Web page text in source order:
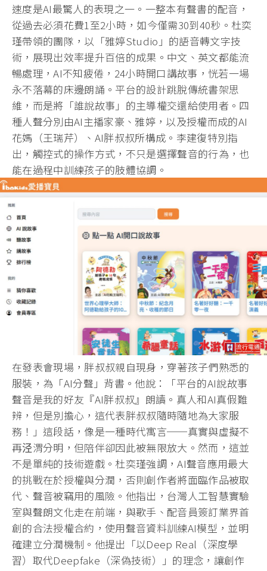
速度是AI最驚人的表現之一。一整本有聲書的配音，
從過去必須花費1至2小時，如今僅需30到40秒。杜奕
瑾帶領的團隊，以「雅婷Studio」的語音轉文字技
術，展現出效率提升百倍的成果。中文、英文都能流
暢處理，AI不知疲倦，24小時開口講故事，恍若一場
永不落幕的床邊朗誦。平台的設計跳脫傳統書架思
維，而是將「誰說故事」的主導權交還給使用者。四
種人聲分別由AI主播家豪、雅婷，以及授權而成的AI
花媽（王瑞芹）、AI胖叔叔所構成。李建復特別指
出，觸控式的操作方式，不只是選擇聲音的行為，也
能在過程中訓練孩子的肢體協調。
在發表會現場，胖叔叔親自現身，穿著孩子們熟悉的
服裝，為「AI分聲」背書。他說：「平台的AI說故事
聲音是我的好友『AI胖叔叔』朗讀。真人和AI真假難
辨，但是別擔心，這代表胖叔叔隨時隨地為大家服
務！」這段話，像是一種時代寓言──真實與虛擬不
再泾渭分明，但陪伴卻因此被無限放大。然而，這並
不是單純的技術遊戲。杜奕瑾強調，AI聲音應用最大
的挑戰在於授權與分潤，否則創作者將面臨作品被取
代、聲音被竊用的風險。他指出，台灣人工智慧實驗
室與聲朗文化走在前端，與歌手、配音員簽訂業界首
創的合法授權合約，使用聲音資料訓練AI模型，並明
確建立分潤機制。他提出「以Deep Real（深度學
習）取代Deepfake（深偽技術）」的理念，讓創作